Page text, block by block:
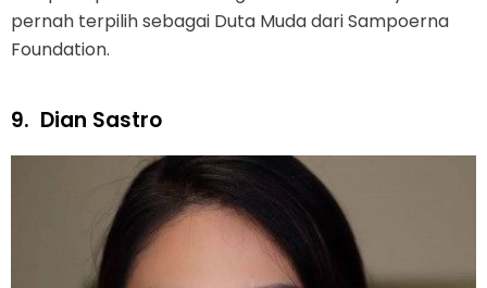
pernah terpilih sebagai Duta Muda dari Sampoerna
Foundation.
9. Dian Sastro